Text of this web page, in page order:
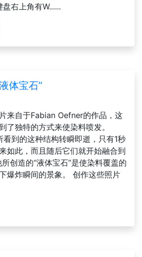
右上角有W......
体宝石”
来自于Fabian Oefner的作品，这
了独特的方式来使染料喷发。
看到的这种结构转瞬即逝，只有1秒
如此，而且随后它们就开始融合到
创造的“液体宝石”是使染料覆盖的
爆炸瞬间的景象。 创作这些照片